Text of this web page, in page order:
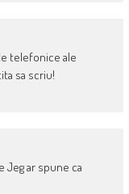
telefonice ale
sa scriu!
Jeg ar spune ca